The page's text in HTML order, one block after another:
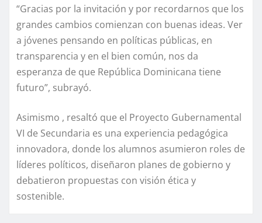
“Gracias por la invitación y por recordarnos que los
grandes cambios comienzan con buenas ideas. Ver
a jóvenes pensando en políticas públicas, en
transparencia y en el bien común, nos da
esperanza de que República Dominicana tiene
futuro”, subrayó.
Asimismo , resaltó que el Proyecto Gubernamental
VI de Secundaria es una experiencia pedagógica
innovadora, donde los alumnos asumieron roles de
líderes políticos, diseñaron planes de gobierno y
debatieron propuestas con visión ética y
sostenible.